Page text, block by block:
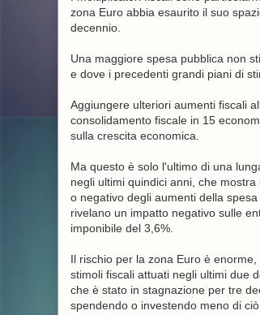
zona Euro abbia esaurito il suo
decennio.
Una maggiore spesa pubblica non
e dove i precedenti grandi piani di
Aggiungere ulteriori aumenti fiscali
consolidamento fiscale in 15
sulla crescita economica.
Ma questo è solo l'ultimo di una
negli ultimi quindici anni, che
o negativo degli aumenti della
rivelano un impatto negativo sulle
imponibile del 3,6%.
Il rischio per la zona Euro è
stimoli fiscali attuati negli ultimi due
che è stato in stagnazione per tre
spendendo o investendo meno di